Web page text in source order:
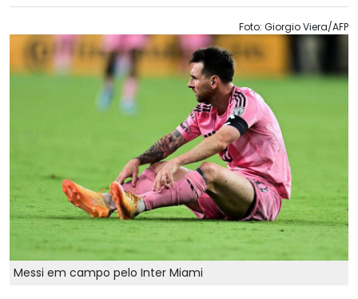
Foto: Giorgio Viera/AFP
Messi em campo pelo Inter Miami